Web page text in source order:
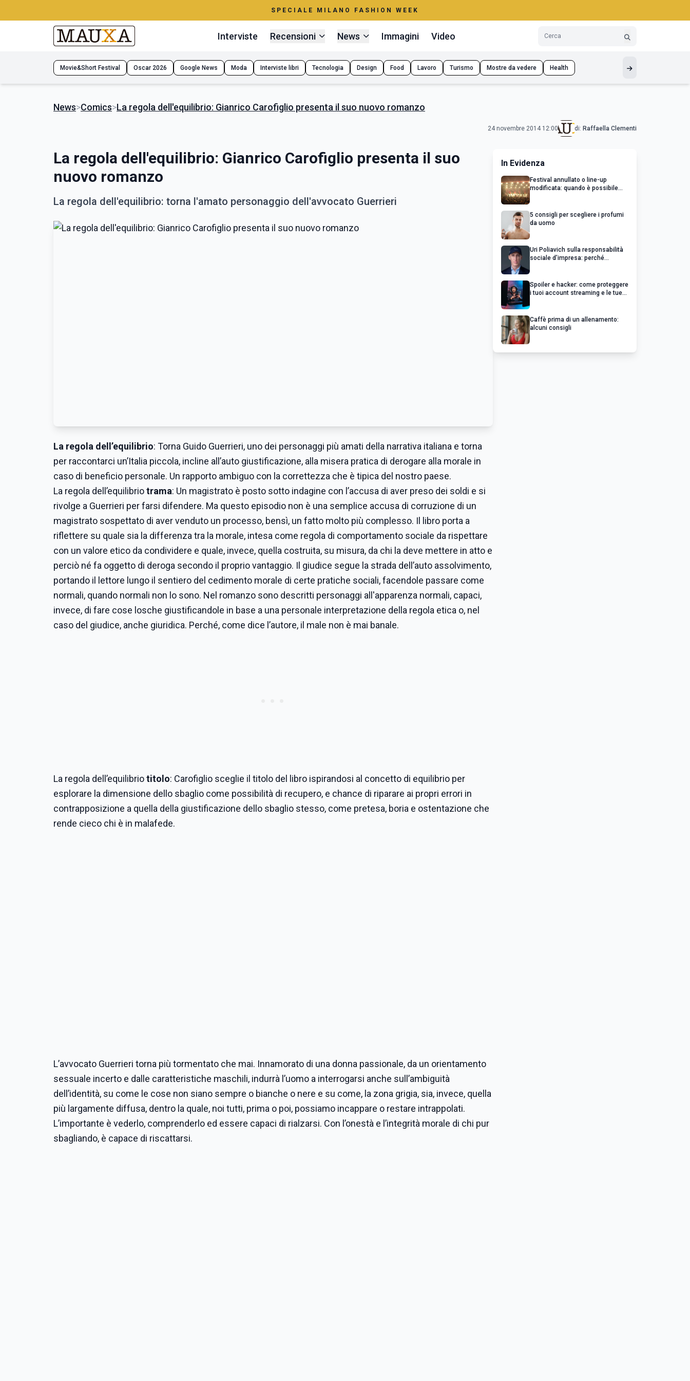
SPECIALE MILANO FASHION WEEK
Interviste Recensioni News Immagini Video
Movie&Short Festival Oscar 2026 Google News Moda Interviste libri Tecnologia Design Food Lavoro Turismo Mostre da vedere Health
News>Comics>La regola dell'equilibrio: Gianrico Carofiglio presenta il suo nuovo romanzo
24 novembre 2014 12:00 di: Raffaella Clementi
La regola dell'equilibrio: Gianrico Carofiglio presenta il suo
nuovo romanzo
La regola dell'equilibrio: torna l'amato personaggio dell'avvocato Guerrieri
La regola dell’equilibrio: Torna Guido Guerrieri, uno dei personaggi più amati della narrativa italiana e torna
per raccontarci un’Italia piccola, incline all’auto giustificazione, alla misera pratica di derogare alla morale in
caso di beneficio personale. Un rapporto ambiguo con la correttezza che è tipica del nostro paese.
La regola dell’equilibriotrama: Un magistrato è posto sotto indagine con l’accusa di aver preso dei soldi e si
rivolge a Guerrieri per farsi difendere. Ma questo episodio non è una semplice accusa di corruzione di un
magistrato sospettato di aver venduto un processo, bensì, un fatto molto più complesso. Il libro porta a
riflettere su quale sia la differenza tra la morale, intesa come regola di comportamento sociale da rispettare
con un valore etico da condividere e quale, invece, quella costruita, su misura, da chi la deve mettere in atto e
perciò né fa oggetto di deroga secondo il proprio vantaggio. Il giudice segue la strada dell’auto assolvimento,
portando il lettore lungo il sentiero del cedimento morale di certe pratiche sociali, facendole passare come
normali, quando normali non lo sono. Nel romanzo sono descritti personaggi all'apparenza normali, capaci,
invece, di fare cose losche giustificandole in base a una personale interpretazione della regola etica o, nel
caso del giudice, anche giuridica. Perché, come dice l’autore, il male non è mai banale.
La regola dell’equilibriotitolo: Carofiglio sceglie il titolo del libro ispirandosi al concetto di equilibrio per
esplorare la dimensione dello sbaglio come possibilità di recupero, e chance di riparare ai propri errori in
contrapposizione a quella della giustificazione dello sbaglio stesso, come pretesa, boria e ostentazione che
rende cieco chi è in malafede.
L’avvocato Guerrieri torna più tormentato che mai. Innamorato di una donna passionale, da un orientamento
sessuale incerto e dalle caratteristiche maschili, indurrà l’uomo a interrogarsi anche sull’ambiguità
dell’identità, su come le cose non siano sempre o bianche o nere e su come, la zona grigia, sia, invece, quella
più largamente diffusa, dentro la quale, noi tutti, prima o poi, possiamo incappare o restare intrappolati.
L’importante è vederlo, comprenderlo ed essere capaci di rialzarsi. Con l’onestà e l’integrità morale di chi pur
sbagliando, è capace di riscattarsi.
In Evidenza
Festival annullato o line-up
modificata: quando è possibile
5 consigli per scegliere i profumi
da uomo
Uri Poliavich sulla responsabilità
sociale d’impresa: perché
Spoiler e hacker: come proteggere
i tuoi account streaming e le tue
Caffè prima di un allenamento:
alcuni consigli